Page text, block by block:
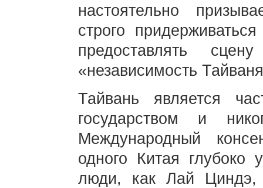
настоятельно
строго
предоставлять
«независимость
Тайвань является
государством и
Международный
одного Китая глубоко
люди, как Лай Циндэ,